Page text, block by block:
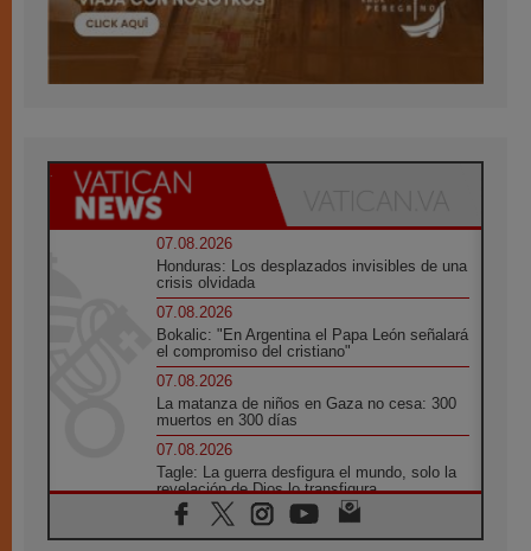
07.08.2026
Honduras: Los desplazados invisibles de una
crisis olvidada
07.08.2026
Bokalic: "En Argentina el Papa León señalará
el compromiso del cristiano"
07.08.2026
La matanza de niños en Gaza no cesa: 300
muertos en 300 días
07.08.2026
Tagle: La guerra desfigura el mundo, solo la
revelación de Dios lo transfigura
07.08.2026
Presentada la Trienal de Arte de las